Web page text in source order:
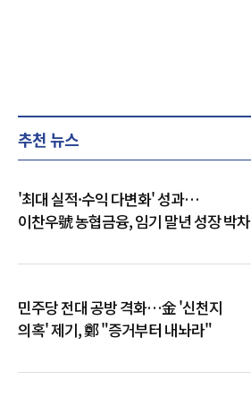
추천 뉴스
'최대 실적·수익 다변화' 성과…
이찬우號 농협금융, 임기 말년 성장 박차
민주당 전대 공방 격화…金 '신천지
의혹' 제기, 鄭 "증거부터 내놔라"